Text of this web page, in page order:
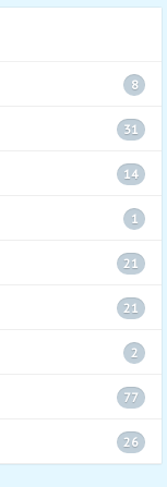
8
31
14
1
21
21
2
77
26